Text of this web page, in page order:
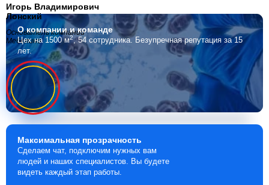
Игорь Владимирович
Лонский
Основатель компании
Мебелино
О компаниии команде
Цех на 1500 м2, 54 сотрудника. Безупречная репутация за 15
лет.
Максимальная прозрачность
Сделаем чат, подключим нужных вам
людей и наших специалистов. Вы будете
видеть каждый этап работы.